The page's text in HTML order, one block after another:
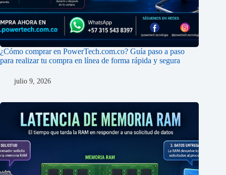
¿Cómo comprar en PowerTech.com.co? Guía paso a paso
para realizar tu compra en línea de forma rápida y segura
julio 9, 2026